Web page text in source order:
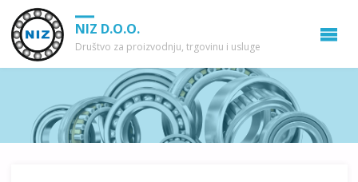
NIZ D.O.O.
Društvo za proizvodnju, trgovinu i usluge